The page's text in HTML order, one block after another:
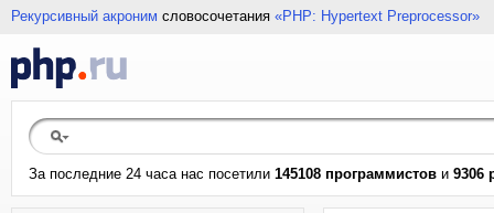
Рекурсивный акроним словосочетания «PHP: Hypertext Preprocessor»
За последние 24 часа нас посетили 145108 программистов и 9306